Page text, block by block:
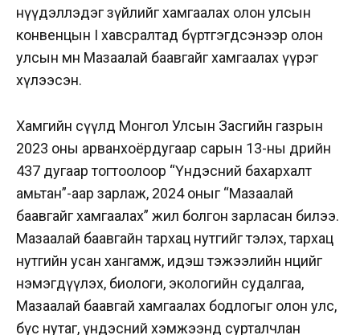
нүүдэллэдэг зүйлийг хамгаалах олон улсын
конвенцын I хавсралтад бүртгэгдсэнээр олон
улсын өмнө Мазаалай баавгайг хамгаалах үүрэг
хүлээсэн.
Хамгийн сүүлд Монгол Улсын Засгийн газрын
2023 оны арванхоёрдугаар сарын 13-ны өдрийн
437 дугаар тогтоолоор “Үндэсний бахархалт
амьтан”-аар зарлаж, 2024 оныг “Мазаалай
баавгайг хамгаалах” жил болгон зарласан билээ.
Мазаалай баавгайн тархац нутгийг тэлэх, тархац
нутгийн усан хангамж, идэш тэжээлийн нөөцийг
нэмэгдүүлэх, биологи, экологийн судалгаа,
Мазаалай баавгай хамгаалах бодлогыг олон улс,
бүс нутаг, үндэсний хэмжээнд сурталчлан